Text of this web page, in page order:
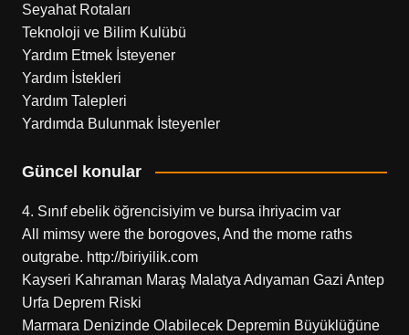
Seyahat Rotaları
Teknoloji ve Bilim Kulübü
Yardım Etmek İsteyener
Yardım İstekleri
Yardım Talepleri
Yardımda Bulunmak İsteyenler
Güncel konular
4. Sınıf ebelik öğrencisiyim ve bursa ihriyacim var
All mimsy were the borogoves, And the mome raths
outgrabe. http://biriyilik.com
Kayseri Kahraman Maraş Malatya Adıyaman Gazi Antep
Urfa Deprem Riski
Marmara Denizinde Olabilecek Depremin Büyüklüğüne